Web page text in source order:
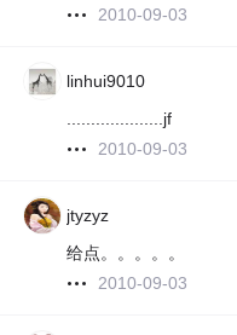
2010-09-03
linhui9010
....................jf
2010-09-03
jtyzyz
给点。。。。。
2010-09-03